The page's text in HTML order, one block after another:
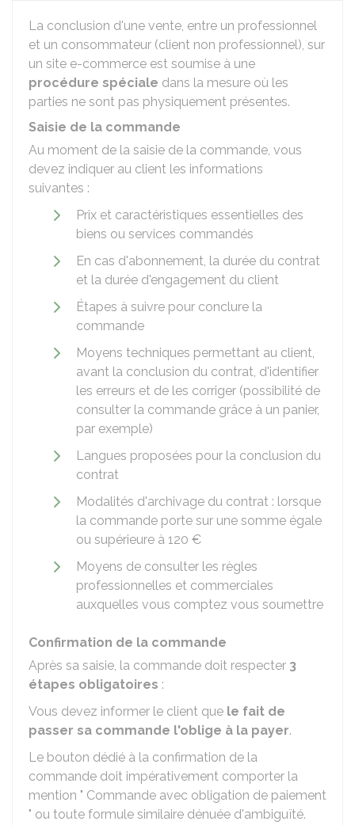
La conclusion d'une vente, entre un professionnel
et un consommateur (client non professionnel), sur
un site e-commerce est soumise à une
procédure spéciale dans la mesure où les
parties ne sont pas physiquement présentes.
Saisie de la commande
Au moment de la saisie de la commande, vous
devez indiquer au client les informations
suivantes :
Prix et caractéristiques essentielles des
biens ou services commandés
En cas d'abonnement, la durée du contrat
et la durée d'engagement du client
Étapes à suivre pour conclure la
commande
Moyens techniques permettant au client,
avant la conclusion du contrat, d'identifier
les erreurs et de les corriger (possibilité de
consulter la commande grâce à un panier,
par exemple)
Langues proposées pour la conclusion du
contrat
Modalités d'archivage du contrat : lorsque
la commande porte sur une somme égale
ou supérieure à 120 €
Moyens de consulter les règles
professionnelles et commerciales
auxquelles vous comptez vous soumettre
Confirmation de la commande
Après sa saisie, la commande doit respecter 3
étapes obligatoires :
Vous devez informer le client que le fait de
passer sa commande l'oblige à la payer.
Le bouton dédié à la confirmation de la
commande doit impérativement comporter la
mention " Commande avec obligation de paiement
" ou toute formule similaire dénuée d'ambiguïté.